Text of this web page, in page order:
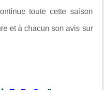
toute cette saison
et à chacun son avis sur